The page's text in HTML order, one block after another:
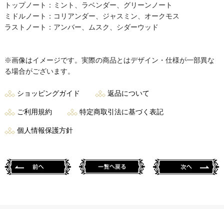
トップノート：ミント、ラベンダー、グリーンノート
ミドルノート：コリアンダー、ジャスミン、オークモス
ラストノート：アンバー、ムスク、シダーウッド
※画像はイメージです。実際の商品とはデザイン・仕様が一部異な
る場合がございます。
ショッピングガイド 返品について
ご利用規約 特定商取引法に基づく表記
個人情報保護方針